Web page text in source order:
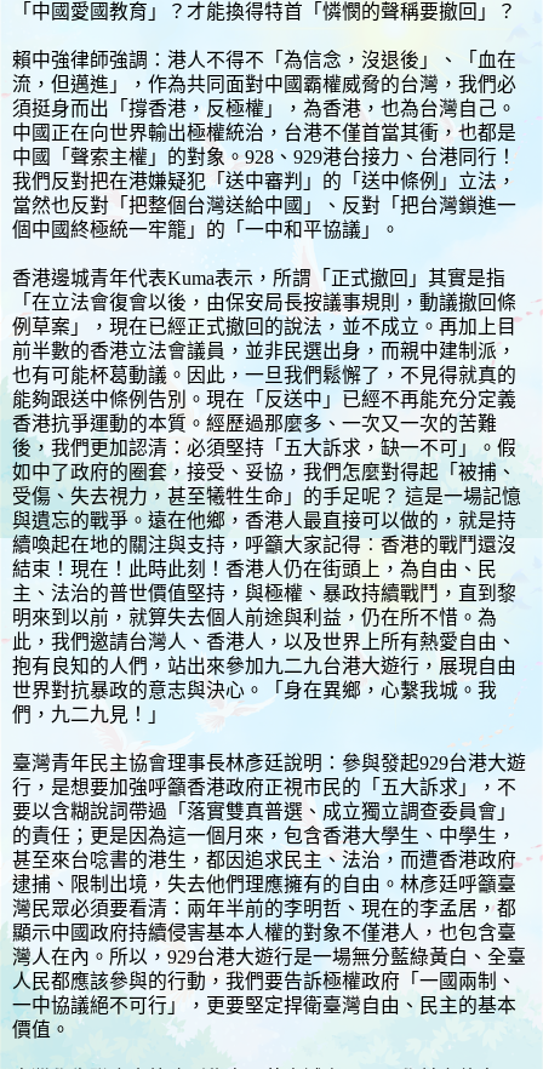
「中國愛國教育」？才能換得特首「憐憫的聲稱要撤回」？
賴中強律師強調：港人不得不「為信念，沒退後」、「血在
流，但邁進」，作為共同面對中國霸權威脅的台灣，我們必
須挺身而出「撐香港，反極權」，為香港，也為台灣自己。
中國正在向世界輸出極權統治，台港不僅首當其衝，也都是
中國「聲索主權」的對象。928、929港台接力、台港同行！
我們反對把在港嫌疑犯「送中審判」的「送中條例」立法，
當然也反對「把整個台灣送給中國」、反對「把台灣鎖進一
個中國終極統一牢籠」的「一中和平協議」。
香港邊城青年代表Kuma表示，所謂「正式撤回」其實是指
「在立法會復會以後，由保安局長按議事規則，動議撤回條
例草案」，現在已經正式撤回的說法，並不成立。再加上目
前半數的香港立法會議員，並非民選出身，而親中建制派，
也有可能杯葛動議。因此，一旦我們鬆懈了，不見得就真的
能夠跟送中條例告別。現在「反送中」已經不再能充分定義
香港抗爭運動的本質。經歷過那麼多、一次又一次的苦難
後，我們更加認清：必須堅持「五大訴求，缺一不可」。假
如中了政府的圈套，接受、妥協，我們怎麼對得起「被捕、
受傷、失去視力，甚至犧牲生命」的手足呢？ 這是一場記憶
與遺忘的戰爭。遠在他鄉，香港人最直接可以做的，就是持
續喚起在地的關注與支持，呼籲大家記得︰香港的戰鬥還沒
結束！現在！此時此刻！香港人仍在街頭上，為自由、民
主、法治的普世價值堅持，與極權、暴政持續戰鬥，直到黎
明來到以前，就算失去個人前途與利益，仍在所不惜。為
此，我們邀請台灣人、香港人，以及世界上所有熱愛自由、
抱有良知的人們，站出來參加九二九台港大遊行，展現自由
世界對抗暴政的意志與決心。「身在異鄉，心繫我城。我
們，九二九見！」
臺灣青年民主協會理事長林彥廷說明：參與發起929台港大遊
行，是想要加強呼籲香港政府正視市民的「五大訴求」，不
要以含糊說詞帶過「落實雙真普選、成立獨立調查委員會」
的責任；更是因為這一個月來，包含香港大學生、中學生，
甚至來台唸書的港生，都因追求民主、法治，而遭香港政府
逮捕、限制出境，失去他們理應擁有的自由。林彥廷呼籲臺
灣民眾必須要看清：兩年半前的李明哲、現在的李孟居，都
顯示中國政府持續侵害基本人權的對象不僅港人，也包含臺
灣人在內。所以，929台港大遊行是一場無分藍綠黃白、全臺
人民都應該參與的行動，我們要告訴極權政府「一國兩制、
一中協議絕不可行」，更要堅定捍衛臺灣自由、民主的基本
價值。